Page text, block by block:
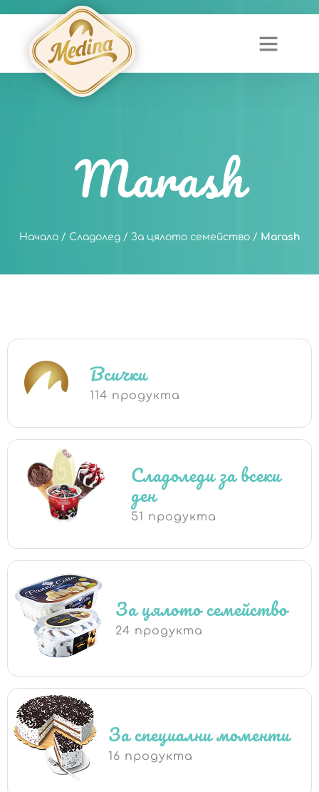
Marash
Начало/ Сладолед/ За цялото семейство/ Marash
Всички
114 продукта
Сладоледи за всеки
ден
51 продукта
За цялото семейство
24 продукта
За специални моменти
16 продукта